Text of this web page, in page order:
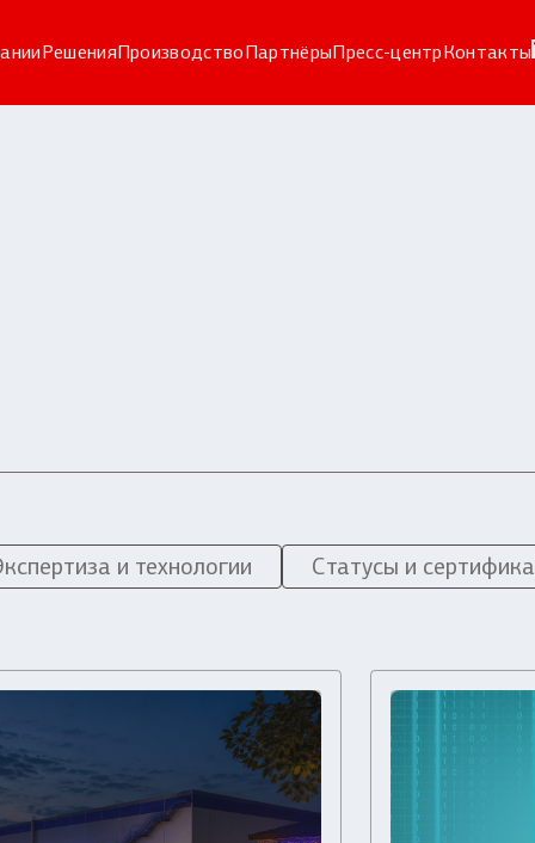
РешенияПроизводствоПартнёрыПресс-центрКонтакты
и технологии Статусы и